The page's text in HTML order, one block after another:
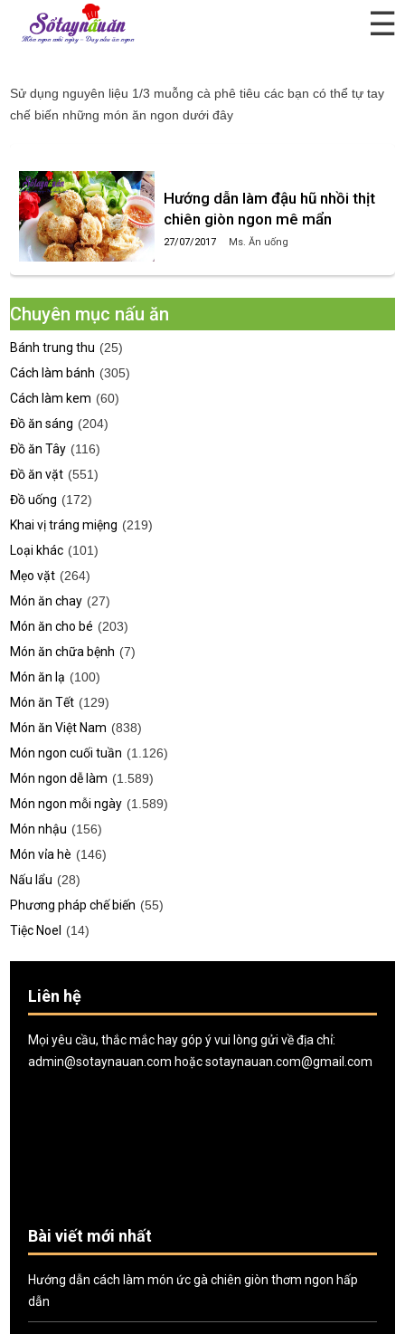
☰
1/3 muỗng cà phê tiêu
Sử dụng nguyên liệu 1/3 muỗng cà phê tiêu các bạn có thể tự tay
chế biến những món ăn ngon dưới đây
Hướng dẫn làm đậu hũ nhồi thịt
chiên giòn ngon mê mẩn
27/07/2017 Ms. Ăn uống
Chuyên mục nấu ăn
Bánh trung thu (25)
Cách làm bánh (305)
Cách làm kem (60)
Đồ ăn sáng (204)
Đồ ăn Tây (116)
Đồ ăn vặt (551)
Đồ uống (172)
Khai vị tráng miệng (219)
Loại khác (101)
Mẹo vặt (264)
Món ăn chay (27)
Món ăn cho bé (203)
Món ăn chữa bệnh (7)
Món ăn lạ (100)
Món ăn Tết (129)
Món ăn Việt Nam (838)
Món ngon cuối tuần (1.126)
Món ngon dễ làm (1.589)
Món ngon mỗi ngày (1.589)
Món nhậu (156)
Món vỉa hè (146)
Nấu lẩu (28)
Phương pháp chế biến (55)
Tiệc Noel
(14)
Liên hệ
Mọi yêu cầu, thắc mắc hay góp ý vui lòng gửi về địa chỉ:
admin@sotaynauan.com hoặcsotaynauan.com@gmail.com
Bài viết mới nhất
Hướng dẫn cách làm món ức gà chiên giòn thơm ngon hấp
dẫn